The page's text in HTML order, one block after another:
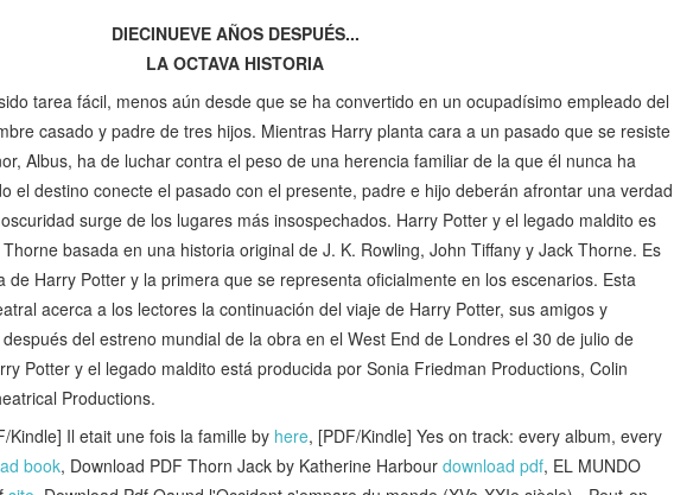
DIECINUEVE AÑOS DESPUÉS...
LA OCTAVA HISTORIA
tarea fácil, menos aún desde que se ha convertido en un ocupadísimo empleado del
casado y padre de tres hijos. Mientras Harry planta cara a un pasado que se resiste
Albus, ha de luchar contra el peso de una herencia familiar de la que él nunca ha
el destino conecte el pasado con el presente, padre e hijo deberán afrontar una verdad
surge de los lugares más insospechados. Harry Potter y el legado maldito es
basada en una historia original de J. K. Rowling, John Tiffany y Jack Thorne. Es
de Harry Potter y la primera que se representa oficialmente en los escenarios. Esta
acerca a los lectores la continuación del viaje de Harry Potter, sus amigos y
del estreno mundial de la obra en el West End de Londres el 30 de julio de
Potter y el legado maldito está producida por Sonia Friedman Productions, Colin
Productions.
Kindle] Il etait une fois la famille by here, [PDF/Kindle] Yes on track: every album, every
book, Download PDF Thorn Jack by Katherine Harbour download pdf, EL MUNDO